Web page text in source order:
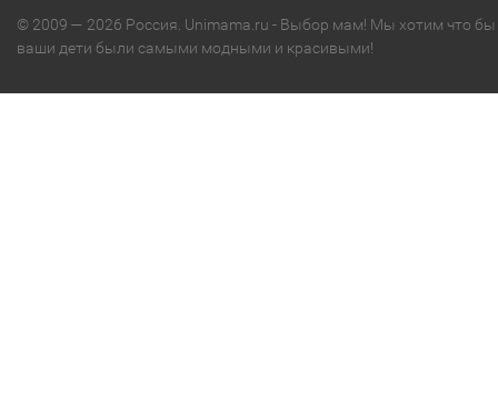
© 2009 — 2026 Россия. Unimama.ru - Выбор мам! Мы хотим что бы
ваши дети были самыми модными и красивыми!